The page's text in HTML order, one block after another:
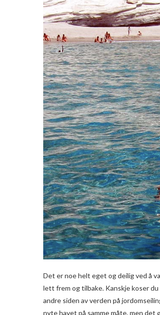
Det er noe helt eget og deilig ved å
lett frem og tilbake. Kanskje koser
andre siden av verden på
nyte havet på samme måte, men